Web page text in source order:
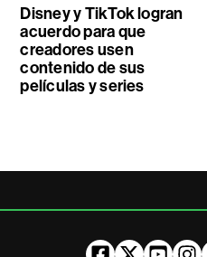
Disney y TikTok logran
acuerdo para que
creadores usen
contenido de sus
películas y series